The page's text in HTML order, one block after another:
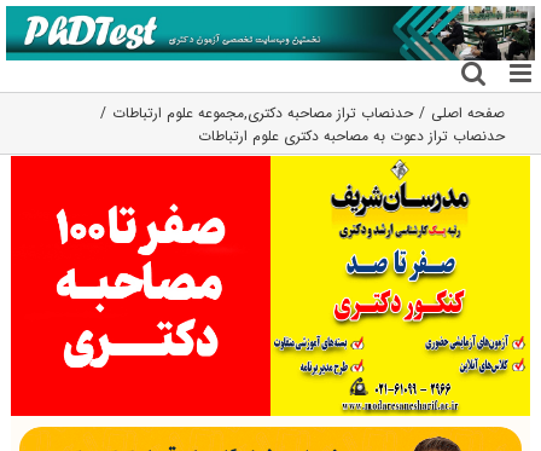
رفتن
به
محتوا
صفحه اصلی حدنصاب تراز مصاحبه دکتری,مجموعه علوم ارتباطات
حدنصاب تراز دعوت به مصاحبه دکتری علوم ارتباطات